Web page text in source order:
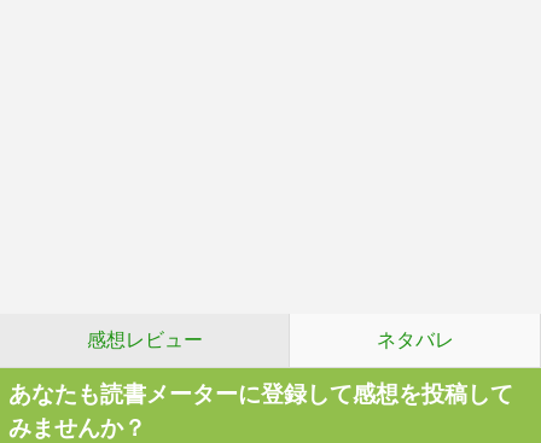
感想レビュー ネタバレ
あなたも読書メーターに登録して感想を投稿して
みませんか？